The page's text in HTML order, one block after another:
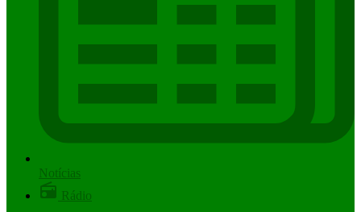
Notícias
Rádio